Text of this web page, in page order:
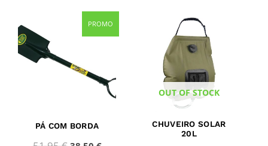
PROMO
PÁ COM BORDA
Original
price
51,95 €.
Current
price
OUT OF STOCK
CHUVEIRO SOLAR
20L